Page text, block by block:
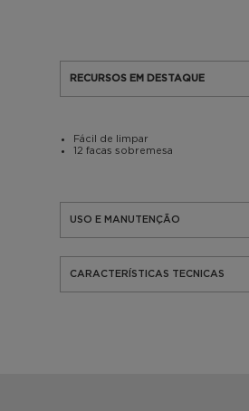
RECURSOS EM DESTAQUE
Fácil de limpar
12 facas sobremesa
USO E MANUTENÇÃO
CARACTERÍSTICAS TECNICAS